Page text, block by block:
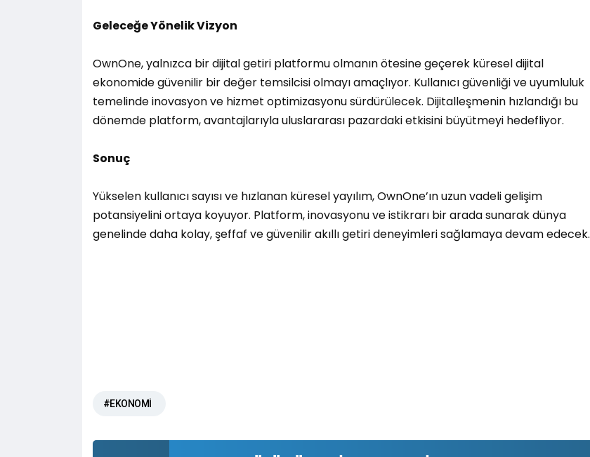
Geleceğe Yönelik Vizyon
OwnOne, yalnızca bir dijital getiri platformu olmanın ötesine geçerek küresel dijital
ekonomide güvenilir bir değer temsilcisi olmayı amaçlıyor. Kullanıcı güvenliği ve uyumluluk
temelinde inovasyon ve hizmet optimizasyonu sürdürülecek. Dijitalleşmenin hızlandığı bu
dönemde platform, avantajlarıyla uluslararası pazardaki etkisini büyütmeyi hedefliyor.
Sonuç
Yükselen kullanıcı sayısı ve hızlanan küresel yayılım, OwnOne’ın uzun vadeli gelişim
potansiyelini ortaya koyuyor. Platform, inovasyonu ve istikrarı bir arada sunarak dünya
genelinde daha kolay, şeffaf ve güvenilir akıllı getiri deneyimleri sağlamaya devam edecek.
#EKONOMİ